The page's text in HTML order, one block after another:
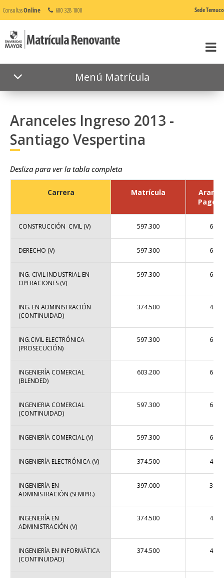
ConsultasOnline 600 328 1000 Sede Temuco
Menú Matrícula
Aranceles Ingreso 2013 -
Santiago Vespertina
Desliza para ver la tabla completa
Carrera Matrícula
Pago
CONSTRUCCIÓN CIVIL (V) 597.300
DERECHO (V) 597.300
ING. CIVIL INDUSTRIAL EN
OPERACIONES (V)
597.300
ING. EN ADMINISTRACIÓN
(CONTINUIDAD)
374.500
ING.CIVIL ELECTRÓNICA
(PROSECUCIÓN)
597.300
INGENIERÍA COMERCIAL
(BLENDED)
603.200
INGENIERIA COMERCIAL
(CONTINUIDAD)
597.300
INGENIERÍA COMERCIAL (V) 597.300
INGENIERÍA ELECTRÓNICA (V) 374.500
INGENIERÍA EN
ADMINISTRACIÓN (SEMIPR.)
397.000
INGENIERÍA EN
ADMINISTRACIÓN (V)
374.500
INGENIERÍA EN INFORMÁTICA
(CONTINUIDAD)
374.500